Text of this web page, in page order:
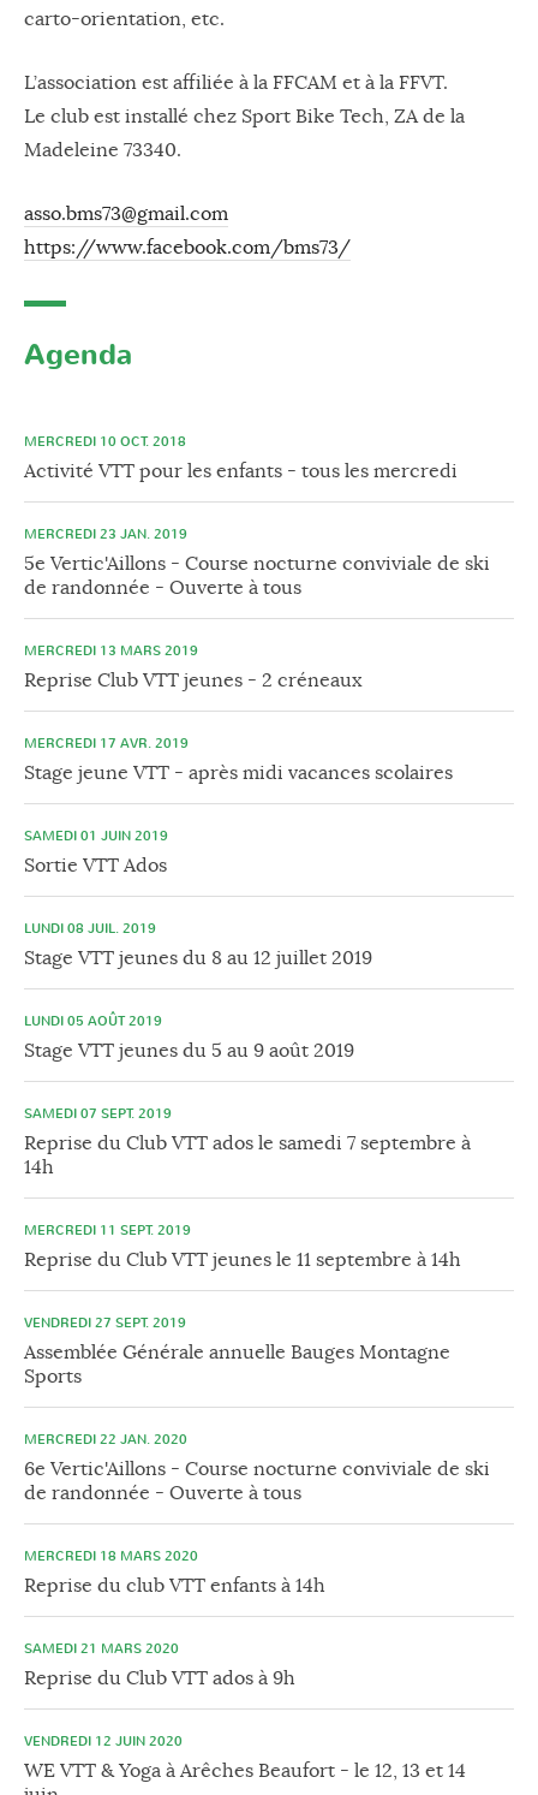
carto-orientation, etc.
L’association est affiliée à la FFCAM et à la FFVT.
Le club est installé chez Sport Bike Tech, ZA de la
Madeleine 73340.
asso.bms73@gmail.com
https://www.facebook.com/bms73/
Agenda
MERCREDI 10 OCT. 2018
Activité VTT pour les enfants - tous les mercredi
MERCREDI 23 JAN. 2019
5e Vertic'Aillons - Course nocturne conviviale de ski
de randonnée - Ouverte à tous
MERCREDI 13 MARS 2019
Reprise Club VTT jeunes - 2 créneaux
MERCREDI 17 AVR. 2019
Stage jeune VTT - après midi vacances scolaires
SAMEDI 01 JUIN 2019
Sortie VTT Ados
LUNDI 08 JUIL. 2019
Stage VTT jeunes du 8 au 12 juillet 2019
LUNDI 05 AOÛT 2019
Stage VTT jeunes du 5 au 9 août 2019
SAMEDI 07 SEPT. 2019
Reprise du Club VTT ados le samedi 7 septembre à
14h
MERCREDI 11 SEPT. 2019
Reprise du Club VTT jeunes le 11 septembre à 14h
VENDREDI 27 SEPT. 2019
Assemblée Générale annuelle Bauges Montagne
Sports
MERCREDI 22 JAN. 2020
6e Vertic'Aillons - Course nocturne conviviale de ski
de randonnée - Ouverte à tous
MERCREDI 18 MARS 2020
Reprise du club VTT enfants à 14h
SAMEDI 21 MARS 2020
Reprise du Club VTT ados à 9h
VENDREDI 12 JUIN 2020
WE VTT & Yoga à Arêches Beaufort - le 12, 13 et 14